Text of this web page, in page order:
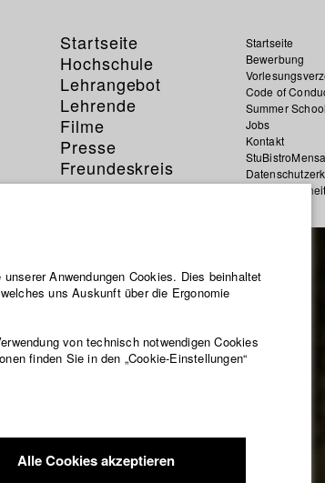
Startseite
Hochschule
Lehrangebot
Lehrende
Filme
Presse
Freundeskreis
Service
Startseite
Bewerbung
Code of
Summer School
Jobs
Kontakt
StuBistroMensa
Datensicherheit
Anwendungen Cookies. Dies beinhaltet
uns Auskunft über die Ergonomie
von technisch notwendigen Cookies
finden Sie in den „Cookie-Einstellungen“
Alle Cookies akzeptieren